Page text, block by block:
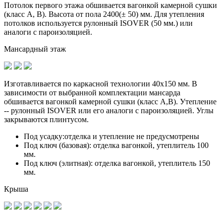
Потолок первого этажа обшивается вагонкой камерной сушки
(класс A, B). Высота от пола 2400(± 50) мм. Для утепления
потолков используется рулонный ISOVER (50 мм.) или
аналоги с пароизоляцией.
Мансардный этаж
Изготавливается по каркасной технологии 40х150 мм. В
зависимости от выбранной комплектации мансарда
обшивается вагонкой камерной сушки (класс А,В). Утепление
-- рулонный ISOVER или его аналоги с пароизоляцией. Углы
закрываются плинтусом.
Под усадку:отделка и утепление не предусмотрены
Под ключ (базовая): отделка вагонкой, утеплитель 100
мм.
Под ключ (элитная): отделка вагонкой, утеплитель 150
мм.
Крыша